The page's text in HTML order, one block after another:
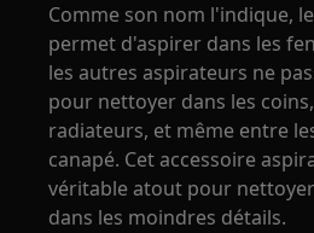
Comme son nom l'indique,
permet d'aspirer dans les
les autres aspirateurs ne
pour nettoyer dans les
radiateurs, et même entre
canapé. Cet accessoire
véritable atout pour
dans les moindres détails.